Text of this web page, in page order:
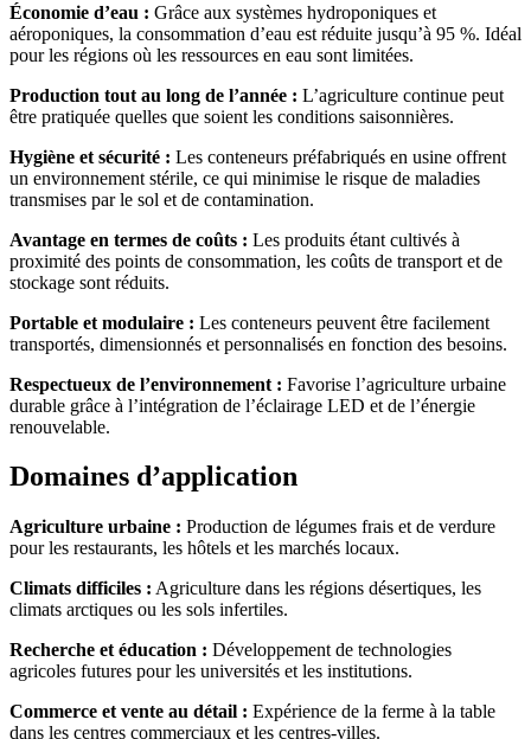
Économie d’eau : Grâce aux systèmes hydroponiques et
aéroponiques, la consommation d’eau est réduite jusqu’à 95 %. Idéal
pour les régions où les ressources en eau sont limitées.
Production tout au long de l’année : L’agriculture continue peut
être pratiquée quelles que soient les conditions saisonnières.
Hygiène et sécurité : Les conteneurs préfabriqués en usine offrent
un environnement stérile, ce qui minimise le risque de maladies
transmises par le sol et de contamination.
Avantage en termes de coûts : Les produits étant cultivés à
proximité des points de consommation, les coûts de transport et de
stockage sont réduits.
Portable et modulaire : Les conteneurs peuvent être facilement
transportés, dimensionnés et personnalisés en fonction des besoins.
Respectueux de l’environnement : Favorise l’agriculture urbaine
durable grâce à l’intégration de l’éclairage LED et de l’énergie
renouvelable.
Domaines d’application
Agriculture urbaine : Production de légumes frais et de verdure
pour les restaurants, les hôtels et les marchés locaux.
Climats difficiles : Agriculture dans les régions désertiques, les
climats arctiques ou les sols infertiles.
Recherche et éducation : Développement de technologies
agricoles futures pour les universités et les institutions.
Commerce et vente au détail : Expérience de la ferme à la table
dans les centres commerciaux et les centres-villes.